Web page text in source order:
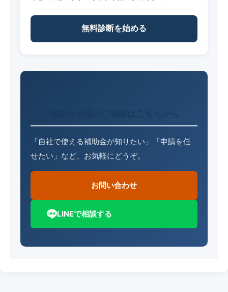
無料診断を始める
「自社で使える補助金が知りたい」「申請を任
せたい」など、お気軽にどうぞ。
お問い合わせ
LINEで相談する